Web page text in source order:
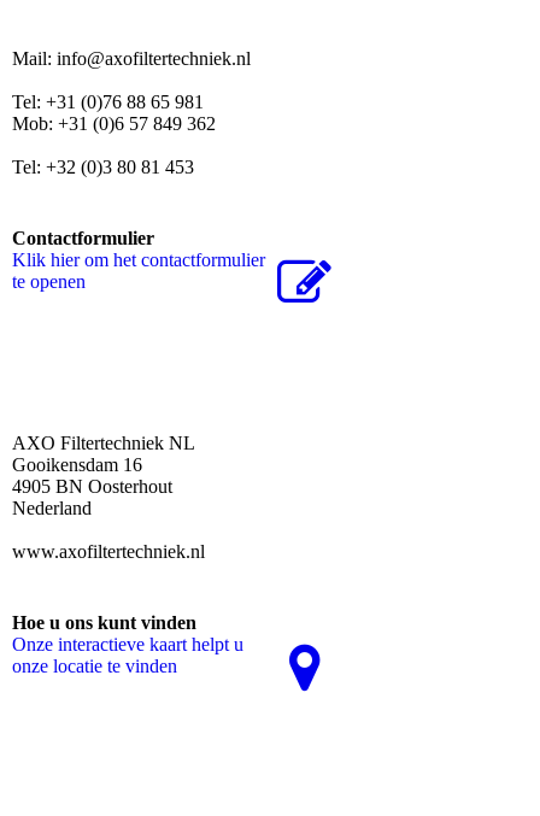
Mail: info@axofiltertechniek.nl
Tel: +31 (0)76 88 65 981
Mob: +31 (0)6 57 849 362
Tel: +32 (0)3 80 81 453
Contactformulier
Klik hier om het contactformulier
te openen
AXO Filtertechniek NL
Gooikensdam 16
4905 BN Oosterhout
Nederland
www.axofiltertechniek.nl
Hoe u ons kunt vinden
Onze interactieve kaart helpt u
onze locatie te vinden